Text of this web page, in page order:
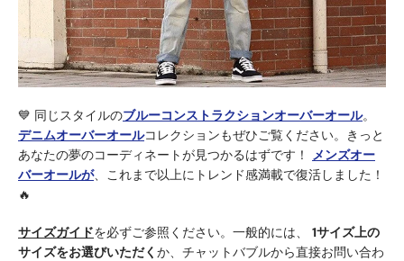
💙 同じスタイルのブルーコンストラクションオーバーオール。
デニムオーバーオールコレクションもぜひご覧ください。きっと
あなたの夢のコーディネートが見つかるはずです！
メンズオー
バーオールが、これまで以上にトレンド感満載で復活しました！
🔥
サイズガイドを必ずご参照ください。一般的には、
1サイズ上の
サイズをお選びいただく か、チャットバブルから直接お問い合わ